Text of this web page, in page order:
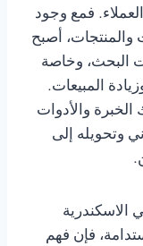
فمع وجود
والمنتجات، أصبح
البحث، وخاصة
المبيعات.
والأدوات
وتحويله إلى
فإن فهم